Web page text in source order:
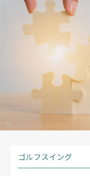
ゴルフスイング